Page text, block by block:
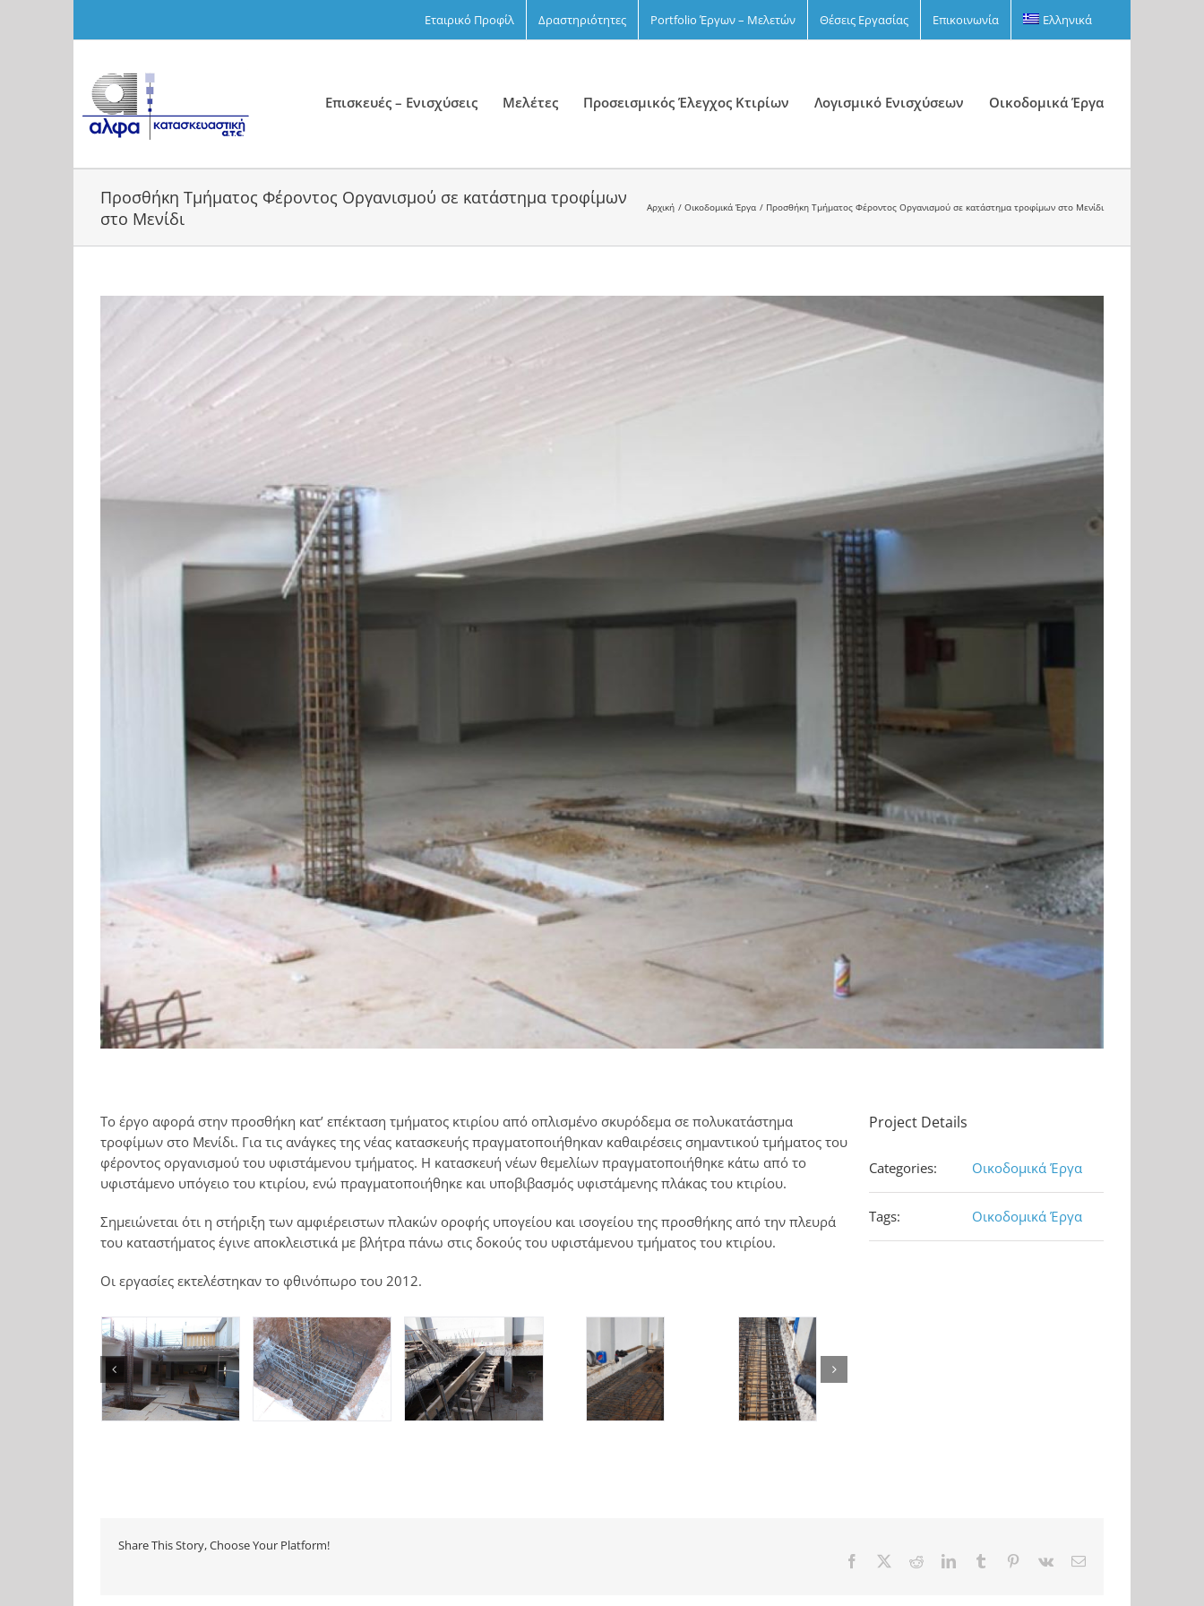
Εταιρικό Προφίλ Δραστηριότητες Portfolio Έργων – Μελετών Θέσεις Εργασίας Επικοινωνία Ελληνικά
Επισκευές – Ενισχύσεις Μελέτες Προσεισμικός Έλεγχος Κτιρίων Λογισμικό Ενισχύσεων Οικοδομικά Έργα
Προσθήκη Τμήματος Φέροντος Οργανισμού σε κατάστημα τροφίμων
στο Μενίδι
Αρχική Οικοδομικά Έργα Προσθήκη Τμήματος Φέροντος Οργανισμού σε κατάστημα τροφίμων στο Μενίδι
Το έργο αφορά στην προσθήκη κατ’ επέκταση τμήματος κτιρίου από οπλισμένο σκυρόδεμα σε πολυκατάστημα
τροφίμων στο Μενίδι. Για τις ανάγκες της νέας κατασκευής πραγματοποιήθηκαν καθαιρέσεις σημαντικού τμήματος του
φέροντος οργανισμού του υφιστάμενου τμήματος. Η κατασκευή νέων θεμελίων πραγματοποιήθηκε κάτω από το
υφιστάμενο υπόγειο του κτιρίου, ενώ πραγματοποιήθηκε και υποβιβασμός υφιστάμενης πλάκας του κτιρίου.
Σημειώνεται ότι η στήριξη των αμφιέρειστων πλακών οροφής υπογείου και ισογείου της προσθήκης από την πλευρά
του καταστήματος έγινε αποκλειστικά με βλήτρα πάνω στις δοκούς του υφιστάμενου τμήματος του κτιρίου.
Οι εργασίες εκτελέστηκαν το φθινόπωρο του 2012.
Project Details
Categories: Οικοδομικά Έργα
Tags: Οικοδομικά Έργα
Share This Story, Choose Your Platform!
Facebook RedditLinkedInTumblr Pinterest
Vk
Ηλ.